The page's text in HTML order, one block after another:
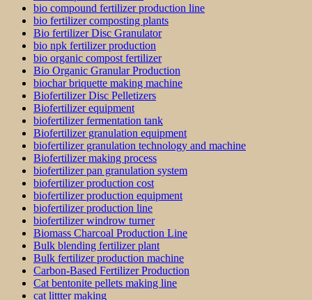
bio compound fertilizer production line
bio fertilizer composting plants
Bio fertilizer Disc Granulator
bio npk fertilizer production
bio organic compost fertilizer
Bio Organic Granular Production
biochar briquette making machine
Biofertilizer Disc Pelletizers
Biofertilizer equipment
biofertilizer fermentation tank
Biofertilizer granulation equipment
biofertilizer granulation technology and machine
Biofertilizer making process
biofertilizer pan granulation system
biofertilizer production cost
biofertilizer production equipment
biofertilizer production line
biofertilizer windrow turner
Biomass Charcoal Production Line
Bulk blending fertilizer plant
Bulk fertilizer production machine
Carbon-Based Fertilizer Production
Cat bentonite pellets making line
cat littter making